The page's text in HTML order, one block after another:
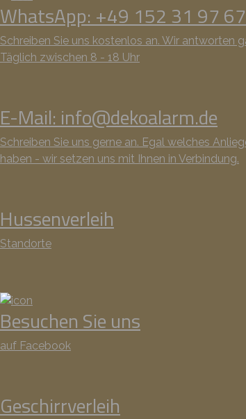
WhatsApp: +49 152 31 97
Schreiben Sie uns kostenlos an. Wir antworten
Täglich zwischen 8 - 18 Uhr
E-Mail: info@dekoalarm.de
Schreiben Sie uns gerne an. Egal welches
haben - wir setzen uns mit Ihnen in Verbindung.
Hussenverleih
Standorte
Besuchen Sie uns
auf Facebook
Geschirrverleih